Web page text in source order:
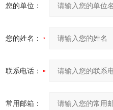
您的单位：
您的姓名：
联系电话：
常用邮箱：